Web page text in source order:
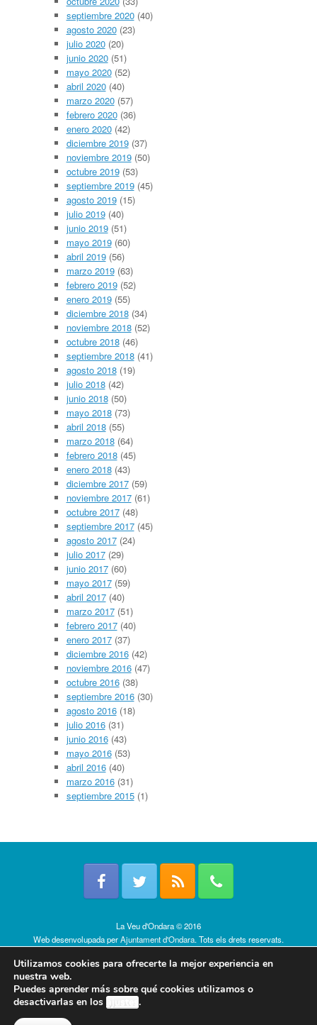
septiembre 2020(40)
agosto 2020(23)
julio 2020(20)
junio 2020(51)
mayo 2020(52)
abril 2020(40)
marzo 2020(57)
febrero 2020(36)
enero 2020(42)
diciembre 2019(37)
noviembre 2019(50)
octubre 2019(53)
septiembre 2019(45)
agosto 2019(15)
julio 2019(40)
junio 2019(51)
mayo 2019(60)
abril 2019(56)
marzo 2019(63)
febrero 2019(52)
enero 2019(55)
diciembre 2018(34)
noviembre 2018(52)
octubre 2018(46)
septiembre 2018(41)
agosto 2018(19)
julio 2018(42)
junio 2018(50)
mayo 2018(73)
abril 2018(55)
marzo 2018(64)
febrero 2018(45)
enero 2018(43)
diciembre 2017(59)
noviembre 2017(61)
octubre 2017(48)
septiembre 2017(45)
agosto 2017(24)
julio 2017(29)
junio 2017(60)
mayo 2017(59)
abril 2017(40)
marzo 2017(51)
febrero 2017(40)
enero 2017(37)
diciembre 2016(42)
noviembre 2016(47)
octubre 2016(38)
septiembre 2016(30)
agosto 2016(18)
julio 2016(31)
junio 2016(43)
mayo 2016(53)
abril 2016(40)
marzo 2016(31)
septiembre 2015(1)
La Veu d'Ondara © 2016
Web desenvolupada perAjuntament d'Ondara. Tots els drets reservats.
Utilizamos cookies para ofrecerte la mejor experiencia en
nuestra web.
Puedes aprender más sobre qué cookies utilizamos o
desactivarlas en los ajustes.